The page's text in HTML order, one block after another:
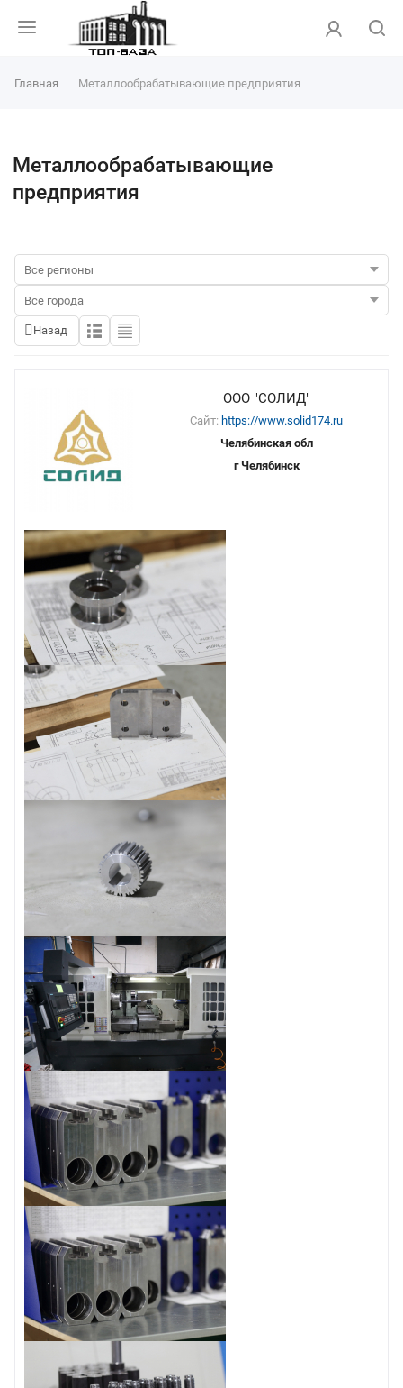
Главная Металлообрабатывающие предприятия
Металлообрабатывающие
предприятия
Назад
ООО "СОЛИД"
Сайт: https://www.solid174.ru
Челябинская обл
г Челябинск